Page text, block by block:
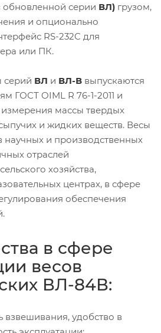
серии ВЛ) грузом,
и опционально
RS-232C для
или ПК.
серий ВЛ и ВЛ-В выпускаются
ГОСТ OIML R 76-1-2011 и
массы твердых
и жидких веществ. Весы
научных и производственных
отраслей
хозяйства,
центрах, в сфере
обеспечения
в сфере
весов
ВЛ-84В:
взвешивания, удобство в